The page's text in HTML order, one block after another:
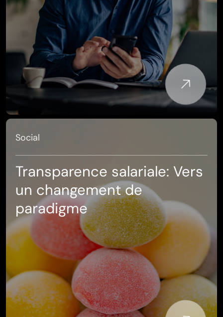
Social
Transparence salariale: Vers
un changement de
paradigme